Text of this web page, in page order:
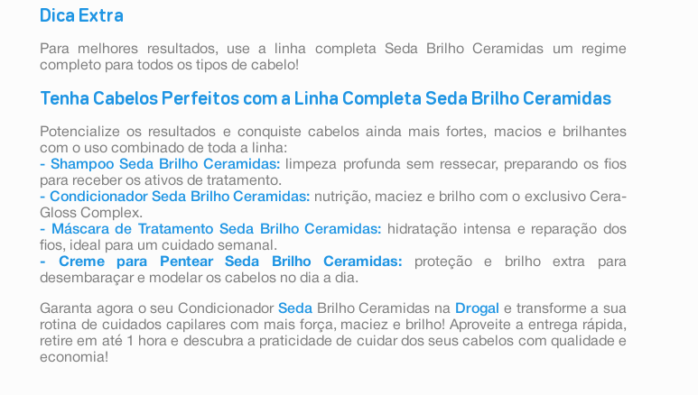
Dica Extra
Para melhores resultados, use a linha completa Seda Brilho Ceramidas um regime
completo para todos os tipos de cabelo!
Tenha Cabelos Perfeitos com a Linha Completa Seda Brilho Ceramidas
Potencialize os resultados e conquiste cabelos ainda mais fortes, macios e brilhantes
com o uso combinado de toda a linha:
- Shampoo Seda Brilho Ceramidas: limpeza profunda sem ressecar, preparando os fios
para receber os ativos de tratamento.
- Condicionador Seda Brilho Ceramidas: nutrição, maciez e brilho com o exclusivo Cera-
Gloss Complex.
- Máscara de Tratamento Seda Brilho Ceramidas: hidratação intensa e reparação dos
fios, ideal para um cuidado semanal.
- Creme para Pentear Seda Brilho Ceramidas:
proteção e brilho extra para
desembaraçar e modelar os cabelos no dia a dia.
Garanta agora o seu Condicionador Seda Brilho Ceramidas na Drogal e transforme a sua
rotina de cuidados capilares com mais força, maciez e brilho! Aproveite a entrega rápida,
retire em até 1 hora e descubra a praticidade de cuidar dos seus cabelos com qualidade e
economia!